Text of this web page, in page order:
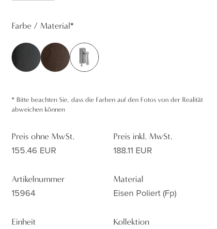
Farbe / Material*
* Bitte beachten Sie, dass die Farben auf den Fotos von der Realität
abweichen können
Preis ohne MwSt.
155.46 EUR
Preis inkl. MwSt.
188.11 EUR
Artikelnummer
15964
Material
Eisen Poliert (fp)
Einheit Kollektion